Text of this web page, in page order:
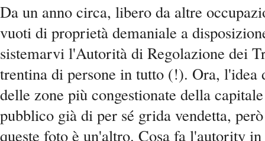
Da un anno circa, libero da altre
vuoti di proprietà demaniale a
sistemarvi l'Autorità di Regolazione dei
trentina di persone in tutto (!). Ora, l'idea
delle zone più congestionate della
pubblico già di per sé grida vendetta,
queste foto è un'altro. Cosa fa l'autority